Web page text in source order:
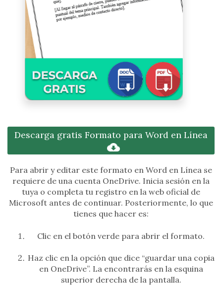
Descarga gratis Formato para Word en Línea
Para abrir y editar este formato en Word en Línea se
requiere de una cuenta OneDrive. Inicia sesión en la
tuya o completa tu registro en la web oficial de
Microsoft antes de continuar. Posteriormente, lo que
tienes que hacer es:
Clic en el botón verde para abrir el formato.
Haz clic en la opción que dice “guardar una copia
en OneDrive”. La encontrarás en la esquina
superior derecha de la pantalla.